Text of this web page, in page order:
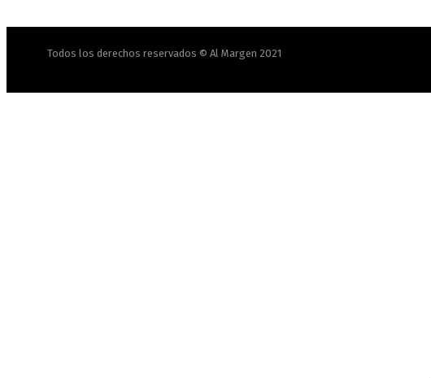
Todos los derechos reservados © Al Margen 2021